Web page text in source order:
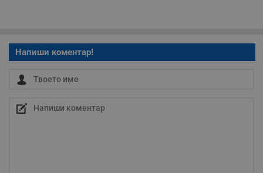
Напиши коментар!
Таргетиране